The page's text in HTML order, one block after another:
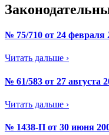
№ 75/710 от 24 февраля
Читать дальше ›
№ 61/583 от 27 августа
Читать дальше ›
№ 1438-П от 30 июня